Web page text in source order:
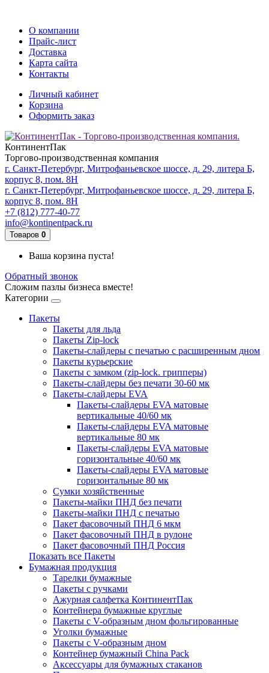
О компании
Прайс-лист
Доставка
Карта сайта
Контакты
Личный кабинет
Корзина
Оформить заказ
КонтинентПак
Торгово-производственная компания
г. Санкт-Петербург, Митрофаньевское шоссе, д. 29, литера Б,
корпус 8, пом. 8Н
г. Санкт-Петербург, Митрофаньевское шоссе, д. 29, литера Б,
корпус 8, пом. 8Н
+7 (812) 777-40-77
info@kontinentpack.ru
Товаров 0
Ваша корзина пуста!
Обратный звонок
Сложим пазлы бизнеса вместе!
Категории
Пакеты
Пакеты для льда
Пакеты Zip-lock
Пакеты-слайдеры с печатью с расширенным дном
Пакеты курьерские
Пакеты с замком (zip-lock. грипперы)
Пакеты-слайдеры без печати 30-60 мк
Пакеты-слайдеры EVA
Пакеты-слайдеры EVA матовые
вертикальные 40/60 мк
Пакеты-слайдеры EVA матовые
вертикальные 80 мк
Пакеты-слайдеры EVA матовые
горизонтальные 40/60 мк
Пакеты-слайдеры EVA матовые
горизонтальные 80 мк
Сумки хозяйственные
Пакеты-майки ПНД без печати
Пакеты-майки ПНД с печатью
Пакет фасовочный ПНД 6 мкм
Пакет фасовочный ПНД в рулоне
Пакет фасовочный ПНД Россия
Показать все Пакеты
Бумажная продукция
Тарелки бумажные
Пакеты с ручками
Ажурная салфетка КонтинентПак
Контейнера бумажные круглые
Пакеты с V-образным дном фольгированные
Уголки бумажные
Пакеты с V-образным дном
Контейнер бумажный China Pack
Аксессуары для бумажных стаканов